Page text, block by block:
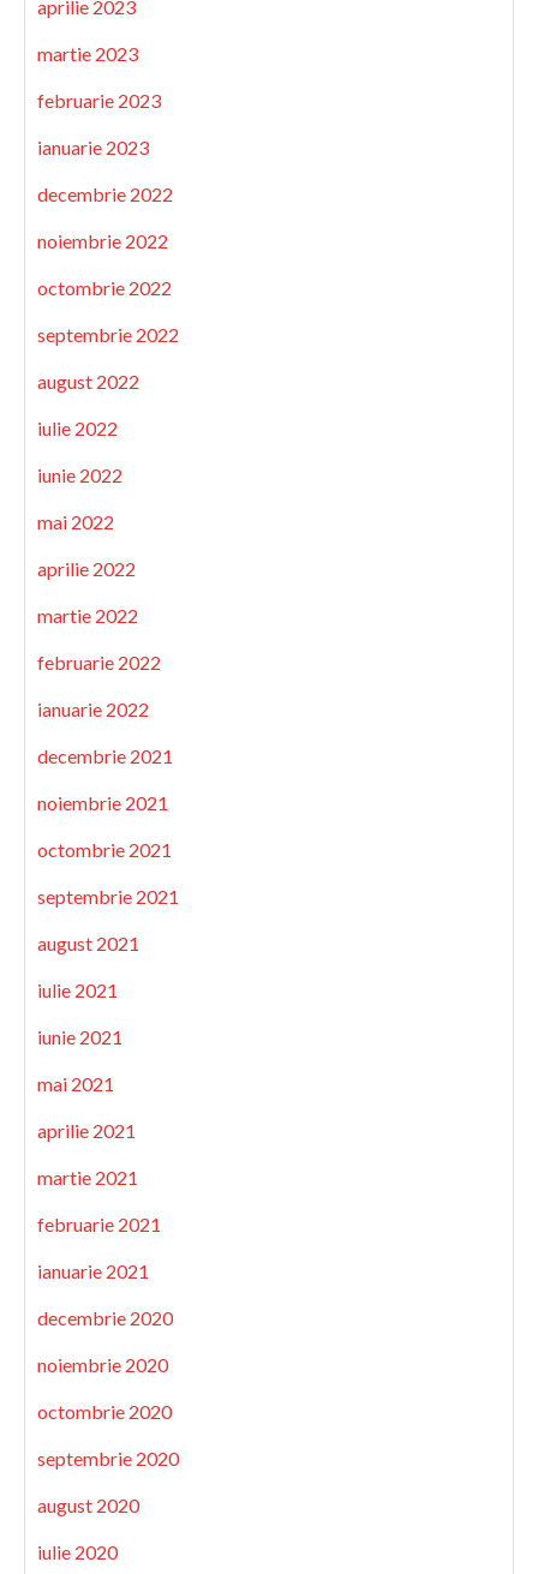
aprilie 2023
martie 2023
februarie 2023
ianuarie 2023
decembrie 2022
noiembrie 2022
octombrie 2022
septembrie 2022
august 2022
iulie 2022
iunie 2022
mai 2022
aprilie 2022
martie 2022
februarie 2022
ianuarie 2022
decembrie 2021
noiembrie 2021
octombrie 2021
septembrie 2021
august 2021
iulie 2021
iunie 2021
mai 2021
aprilie 2021
martie 2021
februarie 2021
ianuarie 2021
decembrie 2020
noiembrie 2020
octombrie 2020
septembrie 2020
august 2020
iulie 2020